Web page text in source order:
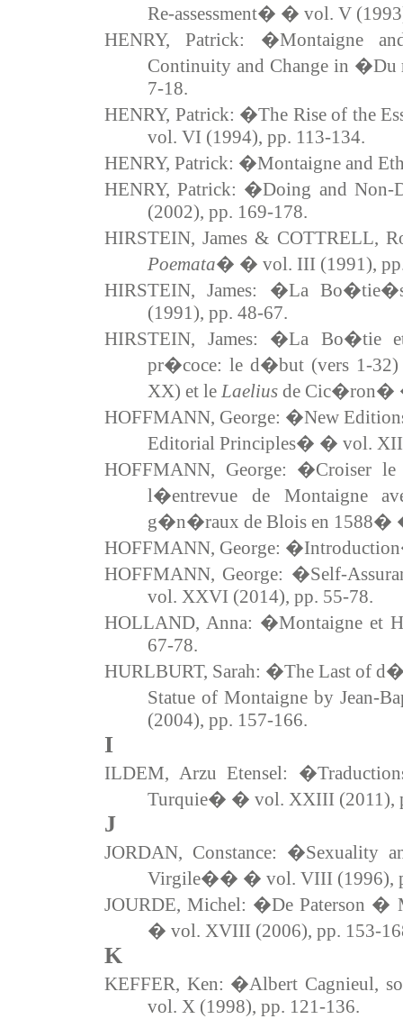
Re-assessment� � vol. V
HENRY, Patrick: �Montaigne
Continuity and Change in
7-18.
HENRY, Patrick: �The Rise of the
vol. VI (1994), pp. 113-134.
HENRY, Patrick: �Montaigne and
HENRY, Patrick: �Doing and
(2002), pp. 169-178.
HIRSTEIN, James & COTTRELL,
Poemata� � vol. III (1991),
HIRSTEIN, James: �La
(1991), pp. 48-67.
HIRSTEIN, James: �La Bo�tie
pr�coce: le d�but (vers 1-
XX) et le Laelius de Cic�ron�
HOFFMANN, George: �New
Editorial Principles� � vol. XII
HOFFMANN, George: �Croiser
l�entrevue de Montaigne
g�n�raux de Blois en 1588�
HOFFMANN, George:
HOFFMANN, George: �Self-
vol. XXVI (2014), pp. 55-78.
HOLLAND, Anna: �Montaigne et
67-78.
HURLBURT, Sarah: �The Last of
Statue of Montaigne by
(2004), pp. 157-166.
I
ILDEM, Arzu Etensel:
Turquie� � vol. XXIII (2011),
J
JORDAN, Constance: �Sexuality
Virgile�� � vol. VIII (1996),
JOURDE, Michel: �De Paterson �
� vol. XVIII (2006), pp. 153-
K
KEFFER, Ken: �Albert Cagnieul,
vol. X (1998), pp. 121-136.